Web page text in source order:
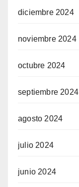
diciembre 2024
noviembre 2024
octubre 2024
septiembre 2024
agosto 2024
julio 2024
junio 2024